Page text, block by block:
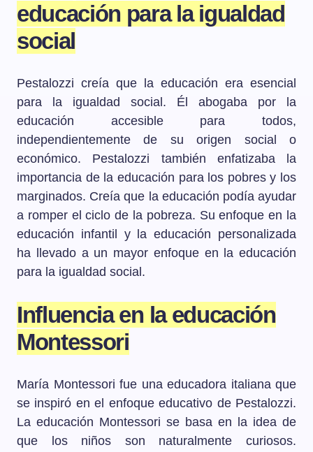
educación para la igualdad
social
Pestalozzi creía que la educación era esencial
para la igualdad social. Él abogaba por la
educación accesible para todos,
independientemente de su origen social o
económico. Pestalozzi también enfatizaba la
importancia de la educación para los pobres y los
marginados. Creía que la educación podía ayudar
a romper el ciclo de la pobreza. Su enfoque en la
educación infantil y la educación personalizada
ha llevado a un mayor enfoque en la educación
para la igualdad social.
Influencia en la educación
Montessori
María Montessori fue una educadora italiana que
se inspiró en el enfoque educativo de Pestalozzi.
La educación Montessori se basa en la idea de
que los niños son naturalmente curiosos.